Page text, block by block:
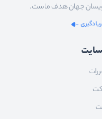
نویسان جهان هدف ماست.